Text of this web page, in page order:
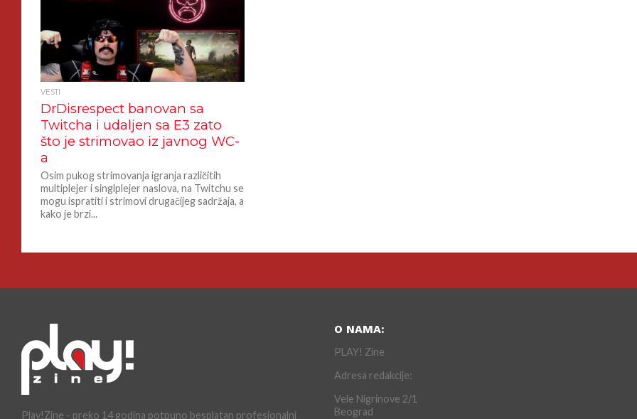
VESTI
DrDisrespect banovan sa
Twitcha i udaljen sa E3 zato
što je strimovao iz javnog WC-
a
Osim pukog strimovanja igranja različitih
multiplejer i singlplejer naslova, na Twitchu se
mogu ispratiti i strimovi drugačijeg sadržaja, a
kako je brzi...
Play!Zine - preko 14 godina potpuno besplatan profesionalni
O NAMA:
PLAY! Zine
Adresa redakcije:
Vele Nigrinove 2/1
Beograd